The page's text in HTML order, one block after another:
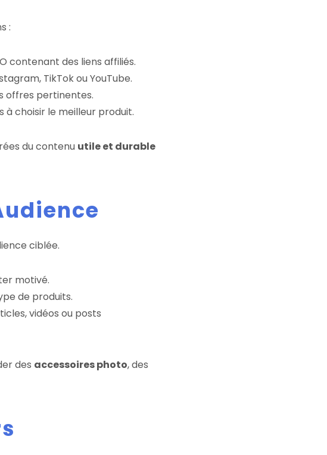
:
contenant des liens affiliés.
TikTok ou YouTube.
offres pertinentes.
choisir le meilleur produit.
du contenu utile et durable
ciblée.
motivé.
de produits.
vidéos ou posts
des accessoires photo, des